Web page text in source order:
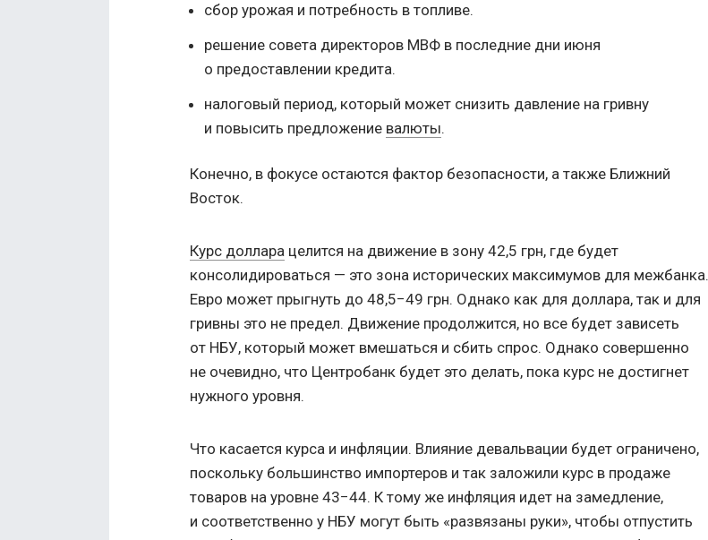
сбор урожая и потребность в топливе.
решение совета директоров МВФ в последние дни июня
о предоставлении кредита.
налоговый период, который может снизить давление на гривну
и повысить предложение валюты.
Конечно, в фокусе остаются фактор безопасности, а также Ближний
Восток.
Курс доллара целится на движение в зону 42,5 грн, где будет
консолидироваться — это зона исторических максимумов для межбанка.
Евро может прыгнуть до 48,5−49 грн. Однако как для доллара, так и для
гривны это не предел. Движение продолжится, но все будет зависеть
от НБУ, который может вмешаться и сбить спрос. Однако совершенно
не очевидно, что Центробанк будет это делать, пока курс не достигнет
нужного уровня.
Что касается курса и инфляции. Влияние девальвации будет ограничено,
поскольку большинство импортеров и так заложили курс в продаже
товаров на уровне 43−44. К тому же инфляция идет на замедление,
и соответственно у НБУ могут быть «развязаны руки», чтобы отпустить